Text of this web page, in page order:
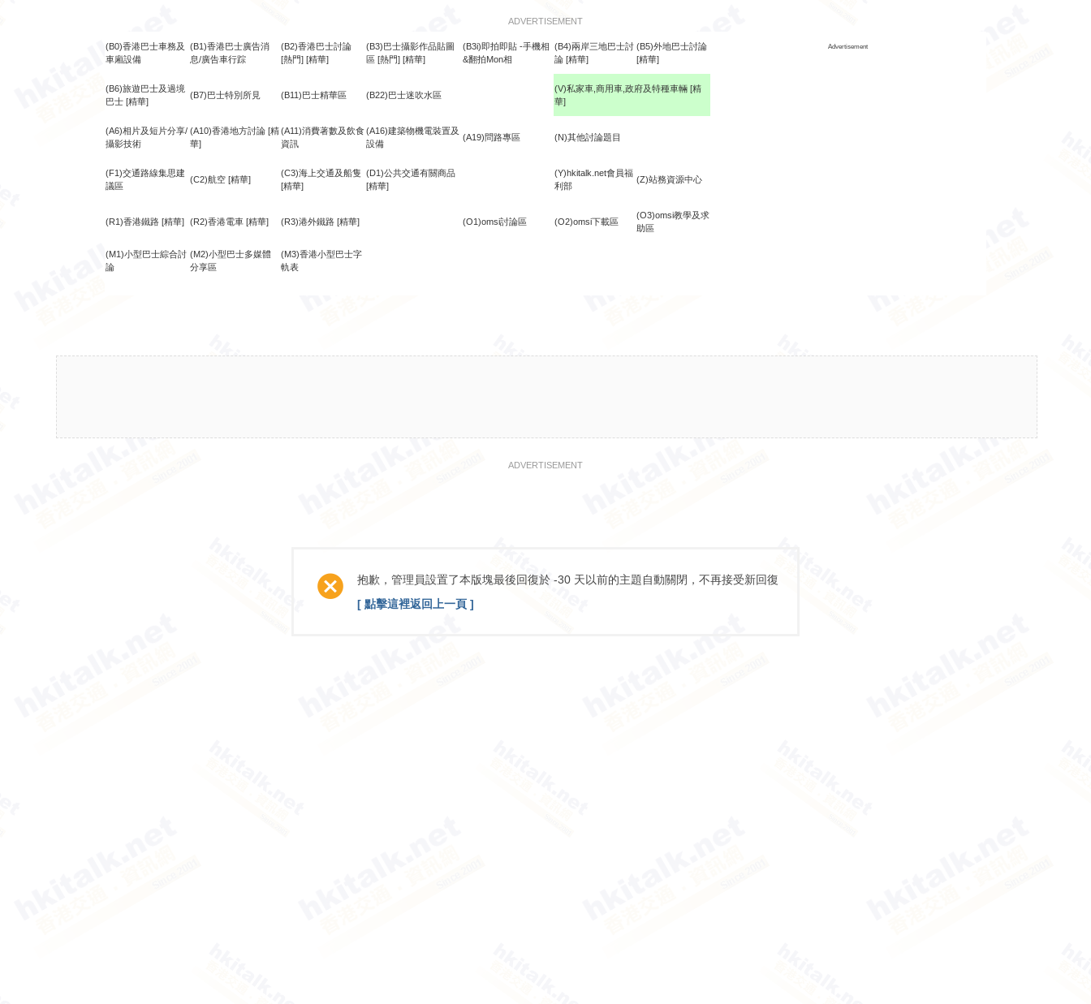
ADVERTISEMENT
(B0)香港巴士車務及
車廂設備
(B1)香港巴士廣告消
息/廣告車行踪
(B2)香港巴士討論
[熱門] [精華]
(B3)巴士攝影作品貼圖
區 [熱門] [精華]
(B3i)即拍即貼 -手機相
&翻拍Mon相
(B4)兩岸三地巴士討
論 [精華]
(B5)外地巴士討論
[精華]
Advertisement
(B6)旅遊巴士及過境
巴士 [精華]
(B7)巴士特別所見 (B11)巴士精華區 (B22)巴士迷吹水區
(V)私家車,商用車,政府及特種車輛 [精
華]
(A6)相片及短片分享/
攝影技術
(A10)香港地方討論 [精
華]
(A11)消費著數及飲食
資訊
(A16)建築物機電裝置及
設備
(A19)問路專區 (N)其他討論題目
(F1)交通路線集思建
議區
(C2)航空 [精華]
(C3)海上交通及船隻
[精華]
(D1)公共交通有關商品
[精華]
(Y)hkitalk.net會員福
利部
(Z)站務資源中心
(R1)香港鐵路 [精華] (R2)香港電車 [精華] (R3)港外鐵路 [精華] (O1)omsi討論區 (O2)omsi下載區
(O3)omsi教學及求
助區
(M1)小型巴士綜合討
論
(M2)小型巴士多媒體
分享區
(M3)香港小型巴士字
軌表
ADVERTISEMENT
抱歉，管理員設置了本版塊最後回復於 -30 天以前的主題自動關閉，不再接受新回復
[ 點擊這裡返回上一頁 ]